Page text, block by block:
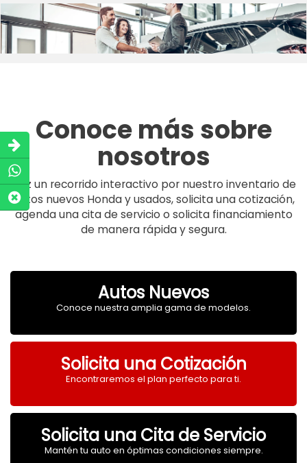
Conoce más sobre
nosotros
Haz un recorrido interactivo por nuestro inventario de
autos nuevos Honda y usados, solicita una cotización,
agenda una cita de servicio o solicita financiamiento
de manera rápida y segura.
Autos Nuevos
Conoce nuestra amplia gama de modelos.
Solicita una Cotización
Encontraremos el plan perfecto para ti.
Solicita una Cita de Servicio
Mantén tu auto en óptimas condiciones siempre.